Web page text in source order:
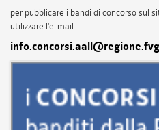
per pubblicare i bandi di concorso sul
utilizzare l'e-mail